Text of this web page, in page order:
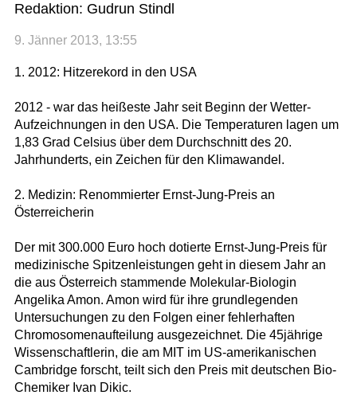
Redaktion: Gudrun Stindl
9. Jänner 2013, 13:55
1. 2012: Hitzerekord in den USA
2012 - war das heißeste Jahr seit Beginn der Wetter-
Aufzeichnungen in den USA. Die Temperaturen lagen um
1,83 Grad Celsius über dem Durchschnitt des 20.
Jahrhunderts, ein Zeichen für den Klimawandel.
2. Medizin: Renommierter Ernst-Jung-Preis an
Österreicherin
Der mit 300.000 Euro hoch dotierte Ernst-Jung-Preis für
medizinische Spitzenleistungen geht in diesem Jahr an
die aus Österreich stammende Molekular-Biologin
Angelika Amon. Amon wird für ihre grundlegenden
Untersuchungen zu den Folgen einer fehlerhaften
Chromosomenaufteilung ausgezeichnet. Die 45jährige
Wissenschaftlerin, die am MIT im US-amerikanischen
Cambridge forscht, teilt sich den Preis mit deutschen Bio-
Chemiker Ivan Dikic.